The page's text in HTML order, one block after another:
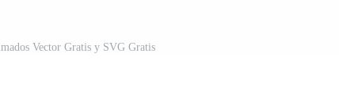
Vector Gratis y SVG Gratis